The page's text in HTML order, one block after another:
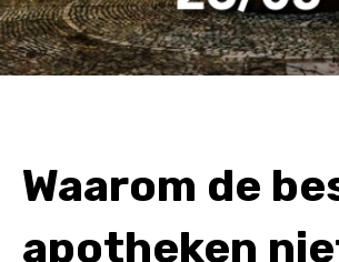
Waarom de
apotheken